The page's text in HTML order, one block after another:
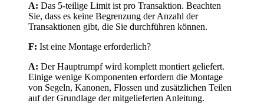
A: Das 5-teilige Limit ist pro Transaktion. Beachten
Sie, dass es keine Begrenzung der Anzahl der
Transaktionen gibt, die Sie durchführen können.
F: Ist eine Montage erforderlich?
A: Der Hauptrumpf wird komplett montiert geliefert.
Einige wenige Komponenten erfordern die Montage
von Segeln, Kanonen, Flossen und zusätzlichen Teilen
auf der Grundlage der mitgelieferten Anleitung.